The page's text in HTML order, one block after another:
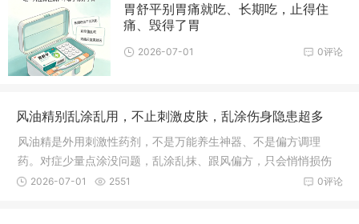
胃舒平别胃痛就吃、长期吃，止得住
痛、毁得了胃
0评论
2026-07-01
风油精别乱涂乱用，不止刺激皮肤，乱涂伤身隐患超多
风油精是外用刺激性药剂，不是万能养生神器、不是偏方调理
药。对症少量点涂没问题，乱涂乱抹、跟风偏方，只会悄悄损伤
皮肤、黏膜和神经。
0评论
2026-07-01 2551